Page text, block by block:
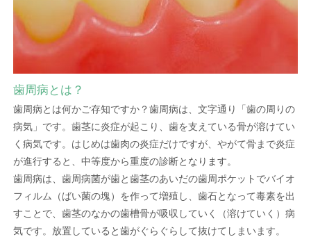
歯周病とは？
歯周病とは何かご存知ですか？歯周病は、文字通り「歯の周りの
病気」です。歯茎に炎症が起こり、歯を支えている骨が溶けてい
く病気です。はじめは歯肉の炎症だけですが、やがて骨まで炎症
が進行すると、中等度から重度の診断となります。
歯周病は、歯周病菌が歯と歯茎のあいだの歯周ポケットでバイオ
フィルム（ばい菌の塊）を作って増殖し、歯石となって毒素を出
すことで、歯茎のなかの歯槽骨が吸収していく（溶けていく）病
気です。放置していると歯がぐらぐらして抜けてしまいます。